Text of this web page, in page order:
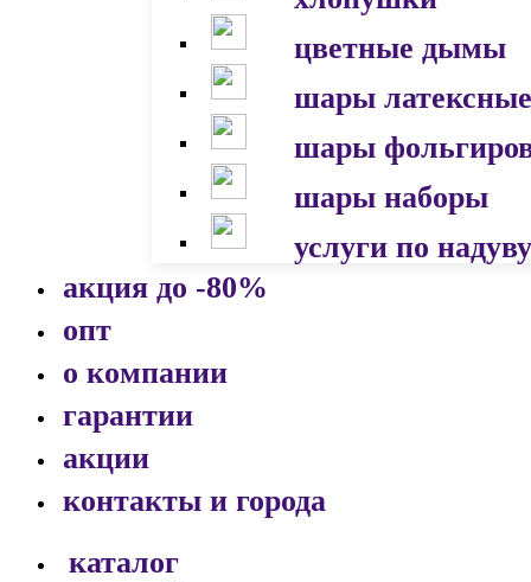
цветные дымы
шары латексные
шары
шары наборы
услуги по надуву
акция до -80%
опт
о компании
гарантии
акции
контакты и города
каталог